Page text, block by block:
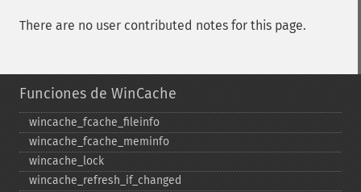
There are no user contributed notes for this page.
Funciones de WinCache
wincache_​fcache_​fileinfo
wincache_​fcache_​meminfo
wincache_​lock
wincache_​refresh_​if_​changed